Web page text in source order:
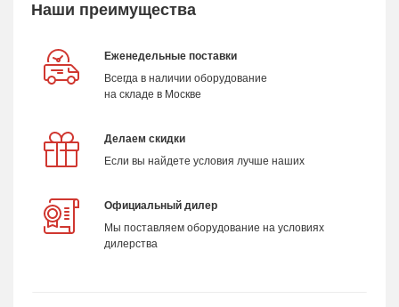
Наши преимущества
Еженедельные поставки
Всегда в наличии оборудование
на складе в Москве
Делаем скидки
Если вы найдете условия лучше наших
Официальный дилер
Мы поставляем оборудование на условиях
дилерства